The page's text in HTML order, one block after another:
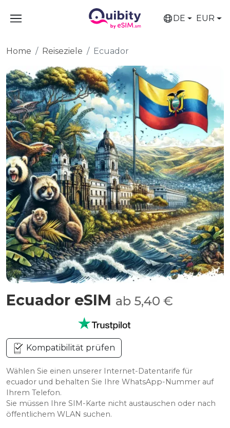
DE EUR
Home Reiseziele Ecuador
Ecuador eSIM ab 5,40 €
Kompatibilität prüfen
Wählen Sie einen unserer Internet-Datentarife für
ecuador und behalten Sie Ihre WhatsApp-Nummer auf
Ihrem Telefon.
Sie müssen Ihre SIM-Karte nicht austauschen oder nach
öffentlichem WLAN suchen.